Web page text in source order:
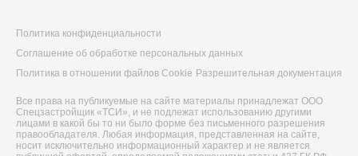
Политика конфиденциальности
Соглашение об обработке персональных данных
Политика в отношении файлов Cookie Разрешительная документация
Все права на публикуемые на сайте материалы принадлежат ООО
Спецзастройщик «ТСИ», и не подлежат использованию другими
лицами в какой бы то ни было форме без письменного разрешения
правообладателя. Любая информация, представленная на сайте,
носит исключительно информационный характер и не является